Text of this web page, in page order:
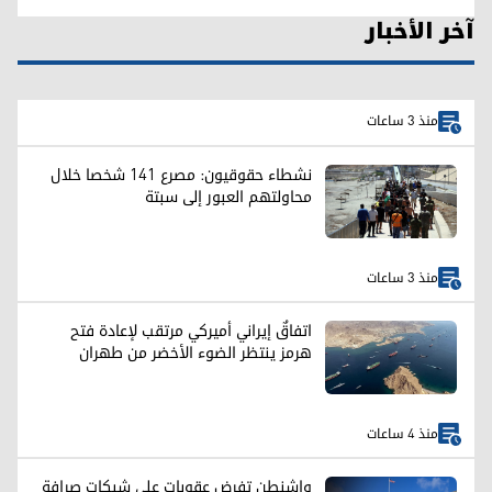
آخر الأخبار
منذ 3 ساعات
نشطاء حقوقيون: مصرع 141 شخصا خلال
محاولتهم العبور إلى سبتة
منذ 3 ساعات
اتفاقٌ إيراني أميركي مرتقب لإعادة فتح
هرمز ينتظر الضوء الأخضر من طهران
منذ 4 ساعات